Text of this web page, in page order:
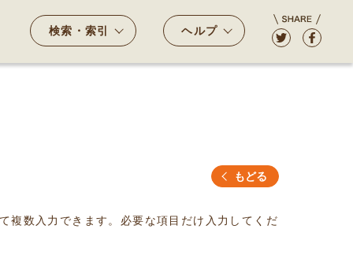
検索・索引 ヘルプ
もどる
複数入力できます。必要な項目だけ入力してくだ